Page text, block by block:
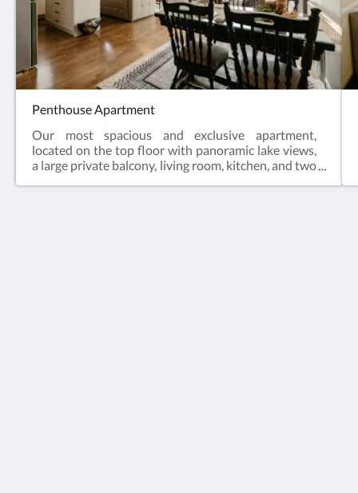
Penthouse Apartment
Our most spacious and exclusive apartment,
located on the top floor with panoramic lake views,
a large private balcony, living room, kitchen, and two